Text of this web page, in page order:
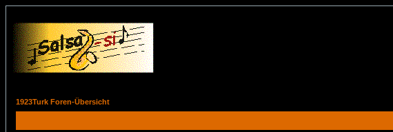
1923Turk Foren-Übersicht